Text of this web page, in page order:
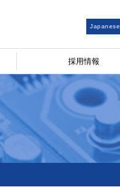
Japanese
採用情報